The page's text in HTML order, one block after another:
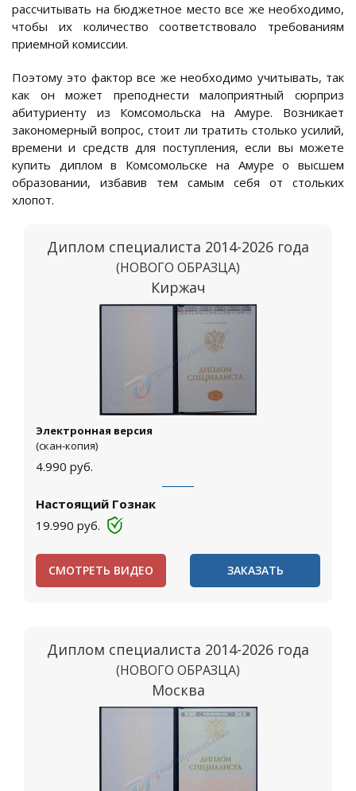
рассчитывать на бюджетное место все же необходимо,
чтобы их количество соответствовало требованиям
приемной комиссии.
Поэтому это фактор все же необходимо учитывать, так
как он может преподнести малоприятный сюрприз
абитуриенту из Комсомольска на Амуре. Возникает
закономерный вопрос, стоит ли тратить столько усилий,
времени и средств для поступления, если вы можете
купить диплом в Комсомольске на Амуре о высшем
образовании, избавив тем самым себя от стольких
хлопот.
Диплом специалиста 2014-2026 года
(НОВОГО ОБРАЗЦА)
Киржач
Электронная версия
(скан-копия)
4.990 руб.
Настоящий Гознак
19.990 руб.
СМОТРЕТЬ ВИДЕО ЗАКАЗАТЬ
Диплом специалиста 2014-2026 года
(НОВОГО ОБРАЗЦА)
Москва